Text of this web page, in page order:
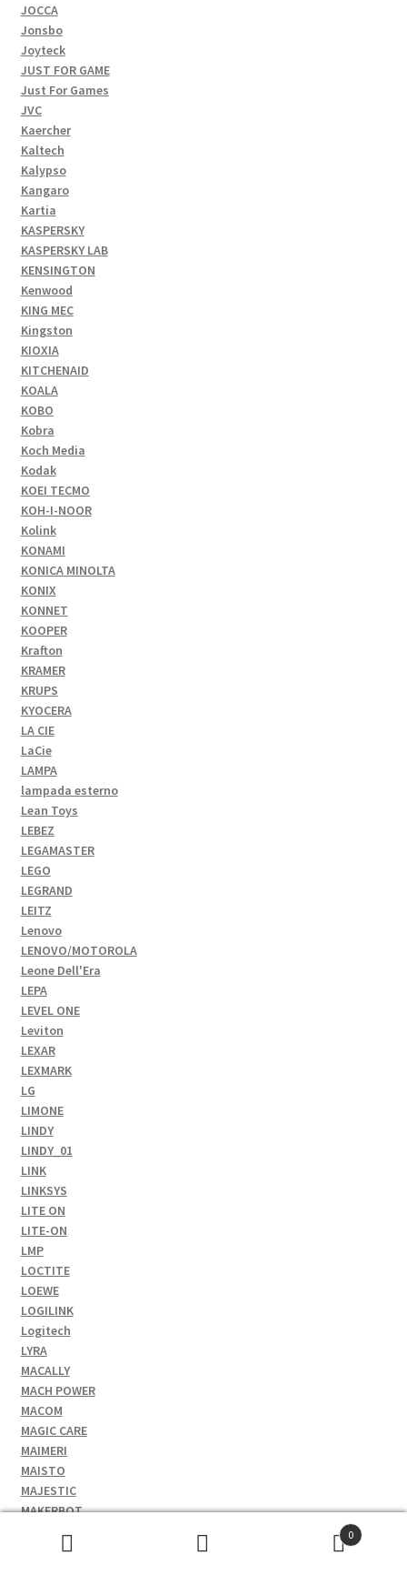
JOCCA
Jonsbo
Joyteck
JUST FOR GAME
Just For Games
JVC
Kaercher
Kaltech
Kalypso
Kangaro
Kartia
KASPERSKY
KASPERSKY LAB
KENSINGTON
Kenwood
KING MEC
Kingston
KIOXIA
KITCHENAID
KOALA
KOBO
Kobra
Koch Media
Kodak
KOEI TECMO
KOH-I-NOOR
Kolink
KONAMI
KONICA MINOLTA
KONIX
KONNET
KOOPER
Krafton
KRAMER
KRUPS
KYOCERA
LA CIE
LaCie
LAMPA
lampada esterno
Lean Toys
LEBEZ
LEGAMASTER
LEGO
LEGRAND
LEITZ
Lenovo
LENOVO/MOTOROLA
Leone Dell'Era
LEPA
LEVEL ONE
Leviton
LEXAR
LEXMARK
LG
LIMONE
LINDY
LINDY_01
LINK
LINKSYS
LITE ON
LITE-ON
LMP
LOCTITE
LOEWE
LOGILINK
Logitech
LYRA
MACALLY
MACH POWER
MACOM
MAGIC CARE
MAIMERI
MAISTO
MAJESTIC
MAKERBOT
Manfrotto
0